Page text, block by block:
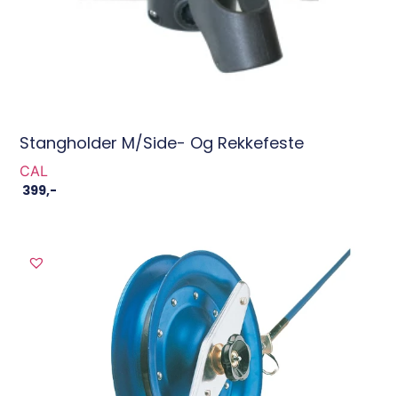
Stangholder M/side- Og Rekkefeste
CAL
399,-